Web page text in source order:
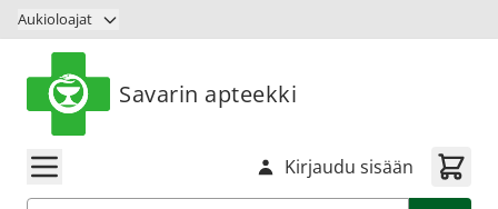
Siirry sisältöön
Aukioloajat
Savarin apteekki
Kirjaudu sisään